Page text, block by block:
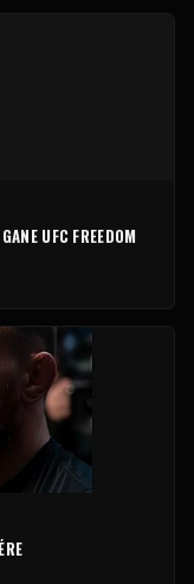
UFC FREEDOM